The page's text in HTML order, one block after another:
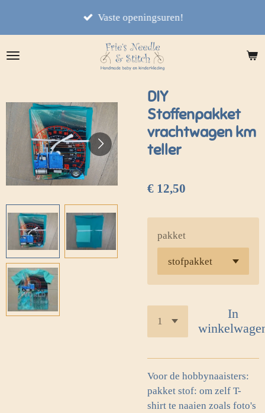
de
Vaste openingsuren!
DIY
Stoffenpakket
vrachtwagen km
teller
€ 12,50
pakket
In
Voor de hobbynaaisters:
pakket stof: om zelf T-
shirt te naaien zoals foto's